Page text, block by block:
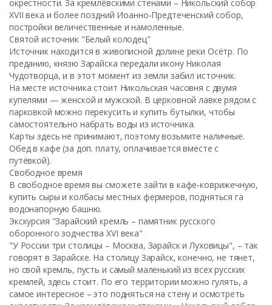
окрестности. За кремлёвскими стенами – Никольский собор
XVII века и более поздний Иоанно-Предтеченский собор,
постройки величественные и намоленные.
Святой источник "Белый колодец"
Источник находится в живописной долине реки Осётр. По
преданию, князю Зарайска передали икону Николая
Чудотворца, и в этот момент из земли забил источник.
На месте источника стоит Никольская часовня с двумя
купелями — женской и мужской. В церковной лавке рядом с
парковкой можно перекусить и купить бутылки, чтобы
самостоятельно набрать воды из источника.
Карты здесь не принимают, поэтому возьмите наличные.
Обед в кафе (за доп. плату, оплачивается вместе с
путёвкой).
Свободное время
В свободное время вы сможете зайти в кафе-коврижечную,
купить сыры и колбасы местных фермеров, подняться га
водонапорную башню.
Экскурсия "Зарайский кремль – памятник русского
оборонного зодчества XVI века"
"У России три столицы – Москва, Зарайск и Луховицы", – так
говорят в Зарайске. На столицу Зарайск, конечно, не тянет,
но свой кремль, пусть и самый маленький из всех русских
кремлей, здесь стоит. По его территории можно гулять, а
самое интересное – это подняться на стену и осмотреть